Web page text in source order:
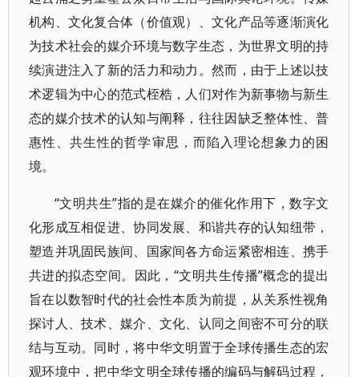
机构、文化复合体（价值观）、文化产品等逐渐演化
为技术社会的媒介环境与数字生态，为世界文明的持
续演进注入了新的活力和动力。然而，由于上述以技
术逻辑为中心的范式桎梏，人们对作为新事物与新生
态的媒介技术的认知与阐释，往往因缺乏整体性、普
惠性、共生性的哲学审思，而陷入理论想象力的困
境。
“文明共生”指的是在媒介的催化作用下，数字文
化形成互相促进、协同发展、和谐共存的认知纽带，
塑造并巩固民族间、国家间各方命运紧密相连、携手
共进的拟态空间。因此，“文明共生传播”概念的提出
旨在以数智时代的社会性本质为前提，从关系性视角
探讨人、技术、媒介、文化、认同之间密不可分的联
结与互动。同时，将中华文明置于全球传播生态的宏
观环境中，把中华文明全球传播的编码与解码过程，